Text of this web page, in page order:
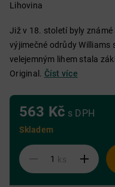
Lihovina
Již v 18. století byly
výjimečné odrůdy Williams
velejemným lihem stala
Original. Číst více
563 Kč s DPH
Skladem
ks